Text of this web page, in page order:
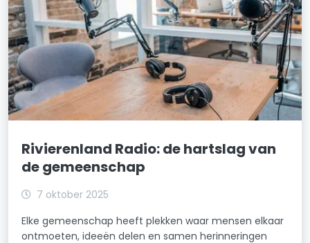
Rivierenland Radio: de hartslag van
de gemeenschap
7 oktober 2025
Elke gemeenschap heeft plekken waar mensen elkaar
ontmoeten, ideeën delen en samen herinneringen